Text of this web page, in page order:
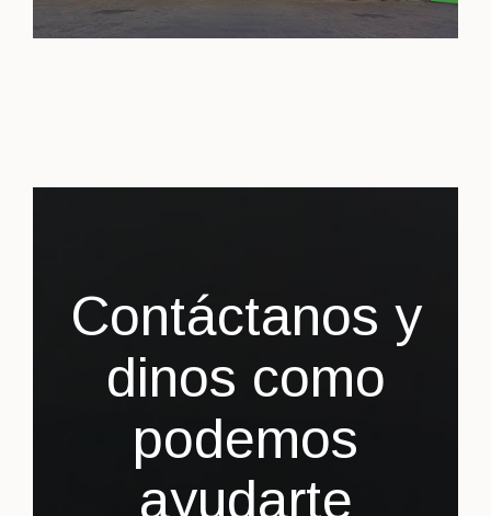
Contáctanos y
dinos como
podemos
ayudarte